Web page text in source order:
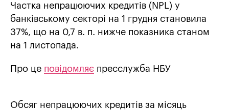
Частка непрацюючих кредитів (NPL) у
банківському секторі на 1 грудня становила
37%, що на 0,7 в. п. нижче показника станом
на 1 листопада.
Про це повідомляє пресслужба НБУ
Обсяг непрацюючих кредитів за місяць